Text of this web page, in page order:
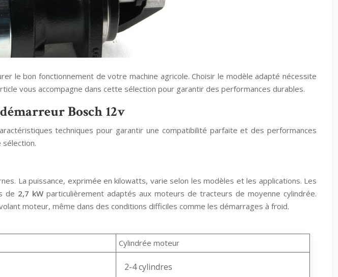
le bon fonctionnement de votre machine agricole. Choisir le modèle adapté nécessite
vous accompagne dans cette sélection pour garantir des performances durables.
Bosch 12v
techniques pour garantir une compatibilité parfaite et des performances
La puissance, exprimée en kilowatts, varie selon les modèles et les applications. Les
de 2,7 kW particulièrement adaptés aux moteurs de tracteurs de moyenne cylindrée.
moteur, même dans des conditions difficiles comme les démarrages à froid.
Cylindrée moteur
2-4 cylindres